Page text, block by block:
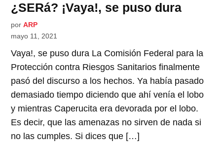
¿SERá? ¡Vaya!, se puso dura
por ARP
mayo 11, 2021
Vaya!, se puso dura La Comisión Federal para la
Protección contra Riesgos Sanitarios finalmente
pasó del discurso a los hechos. Ya había pasado
demasiado tiempo diciendo que ahí venía el lobo
y mientras Caperucita era devorada por el lobo.
Es decir, que las amenazas no sirven de nada si
no las cumples. Si dices que […]